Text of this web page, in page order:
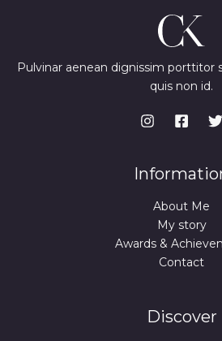
Pulvinar aenean dignissim porttitor
quis non id.
About Me
My story
Awards &
Contact
Discover